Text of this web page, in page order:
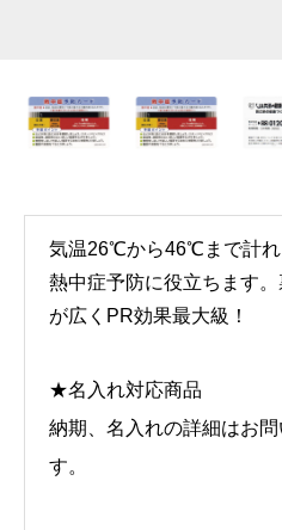
気温26℃から46℃まで計れ
熱中症予防に役立ちます
が広くPR効果最大級！
★名入れ対応商品
納期、名入れの詳細はお
す。